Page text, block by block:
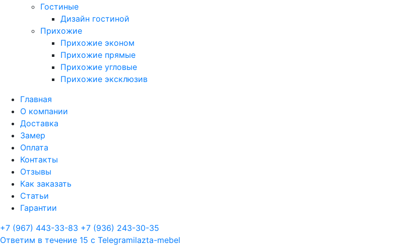
Гостиные
Дизайн гостиной
Прихожие
Прихожие эконом
Прихожие прямые
Прихожие угловые
Прихожие эксклюзив
Главная
О компании
Доставка
Замер
Оплата
Контакты
Отзывы
Как заказать
Статьи
Гарантии
+7 (967) 443-33-83 +7 (936) 243-30-35
Ответим в течение 15 с Telegramilazta-mebel